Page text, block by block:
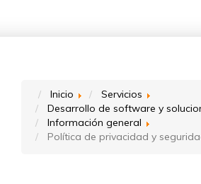
Inicio
Servicios
Desarrollo de software y
Información general
Política de privacidad y